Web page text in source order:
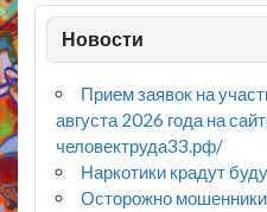
Новости
Прием заявок на
августа 2026 года на
человектруда33.рф/
Наркотики крадут
Осторожно